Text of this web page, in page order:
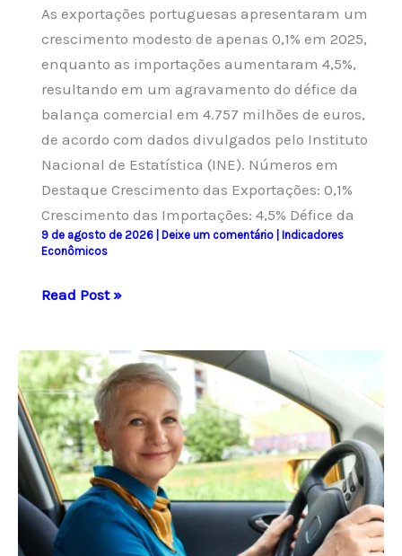
ganhos
significativos
As exportações portuguesas apresentaram um
crescimento modesto de apenas 0,1% em 2025,
enquanto as importações aumentaram 4,5%,
resultando em um agravamento do défice da
balança comercial em 4.757 milhões de euros,
de acordo com dados divulgados pelo Instituto
Nacional de Estatística (INE). Números em
Destaque Crescimento das Exportações: 0,1%
Crescimento das Importações: 4,5% Défice da
9 de agosto de 2026 Deixe um comentário
Indicadores
Econômicos
Déficit
comercial
de
Portugal
atinge
33,1
bilhões
de
euros
Read Post »